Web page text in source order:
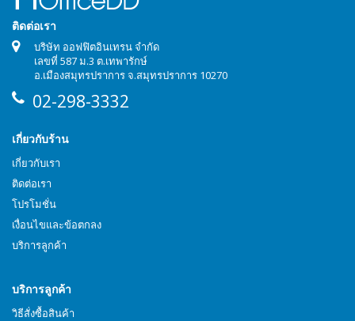
ติดต่อเรา
บริษัท ออฟฟิตอินเทรน จำกัด
เลขที่ 587 ม.3 ต.เทพารักษ์
อ.เมืองสมุทรปราการ จ.สมุทรปราการ 10270
02-298-3332
เกี่ยวกับร้าน
เกี่ยวกับเรา
ติดต่อเรา
โปรโมชั่น
เงื่อนไขและข้อตกลง
บริการลูกค้า
บริการลูกค้า
วิธีสั่งซื้อสินค้า